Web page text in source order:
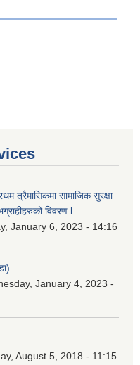
त्रैमासिकमा सामाजिक सुरक्षा
विवरण l
January 6, 2023 - 14:16
January 4, 2023 -
August 5, 2018 - 11:15